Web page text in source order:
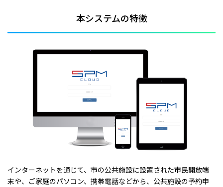
本システムの特徴
インターネットを通じて、市の公共施設に設置された市民開放端
末や、ご家庭のパソコン、携帯電話などから、公共施設の予約申